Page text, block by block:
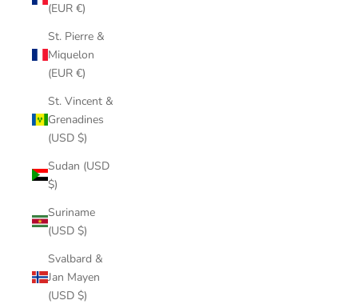
(EUR €)
St. Pierre &
Miquelon
(EUR €)
St. Vincent &
Grenadines
(USD $)
Sudan (USD
$)
Suriname
(USD $)
Svalbard &
Jan Mayen
(USD $)